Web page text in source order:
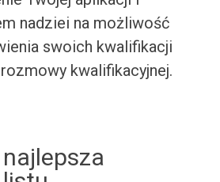
nadziei na możliwość
swoich kwalifikacji
kwalifikacyjnej.